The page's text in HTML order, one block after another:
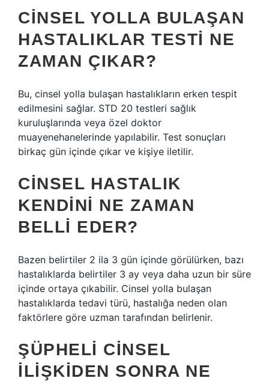
CINSEL YOLLA BULAŞAN
HASTALIKLAR TESTI NE
ZAMAN ÇIKAR?
Bu, cinsel yolla bulaşan hastalıkların erken tespit
edilmesini sağlar. STD 20 testleri sağlık
kuruluşlarında veya özel doktor
muayenehanelerinde yapılabilir. Test sonuçları
birkaç gün içinde çıkar ve kişiye iletilir.
CINSEL HASTALIK
KENDINI NE ZAMAN
BELLI EDER?
Bazen belirtiler 2 ila 3 gün içinde görülürken, bazı
hastalıklarda belirtiler 3 ay veya daha uzun bir süre
içinde ortaya çıkabilir. Cinsel yolla bulaşan
hastalıklarda tedavi türü, hastalığa neden olan
faktörlere göre uzman tarafından belirlenir.
ŞÜPHELI CINSEL
ILIŞKIDEN SONRA NE